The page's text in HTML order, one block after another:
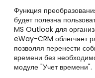
Функция
будет полезна
MS Outlook для
eWay-CRM облегчает
позволяя перенести
времени без
модуле "Учет времени".